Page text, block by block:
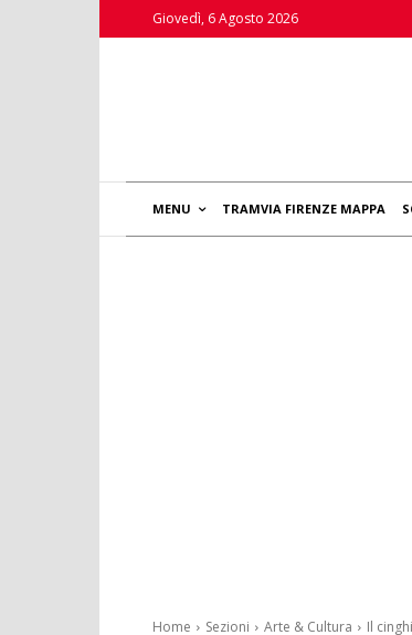
Giovedì, 6 Agosto 2026
MENU TRAMVIA FIRENZE MAPPA
Home Sezioni Arte & Cultura
Il